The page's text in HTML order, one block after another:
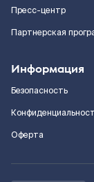
Пресс-центр
Партнерская
Информация
Безопасность
Оферта